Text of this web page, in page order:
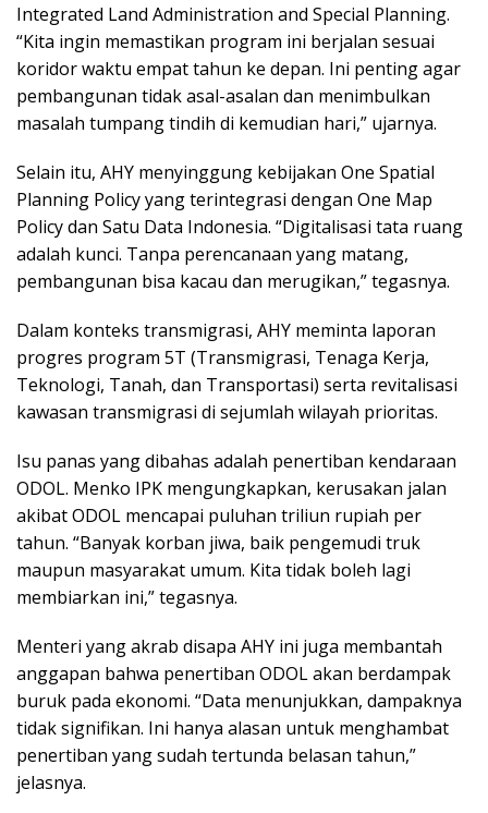
Integrated Land Administration and Special Planning.
“Kita ingin memastikan program ini berjalan sesuai
koridor waktu empat tahun ke depan. Ini penting agar
pembangunan tidak asal-asalan dan menimbulkan
masalah tumpang tindih di kemudian hari,” ujarnya.
Selain itu, AHY menyinggung kebijakan One Spatial
Planning Policy yang terintegrasi dengan One Map
Policy dan Satu Data Indonesia. “Digitalisasi tata ruang
adalah kunci. Tanpa perencanaan yang matang,
pembangunan bisa kacau dan merugikan,” tegasnya.
Dalam konteks transmigrasi, AHY meminta laporan
progres program 5T (Transmigrasi, Tenaga Kerja,
Teknologi, Tanah, dan Transportasi) serta revitalisasi
kawasan transmigrasi di sejumlah wilayah prioritas.
Isu panas yang dibahas adalah penertiban kendaraan
ODOL. Menko IPK mengungkapkan, kerusakan jalan
akibat ODOL mencapai puluhan triliun rupiah per
tahun. “Banyak korban jiwa, baik pengemudi truk
maupun masyarakat umum. Kita tidak boleh lagi
membiarkan ini,” tegasnya.
Menteri yang akrab disapa AHY ini juga membantah
anggapan bahwa penertiban ODOL akan berdampak
buruk pada ekonomi. “Data menunjukkan, dampaknya
tidak signifikan. Ini hanya alasan untuk menghambat
penertiban yang sudah tertunda belasan tahun,”
jelasnya.